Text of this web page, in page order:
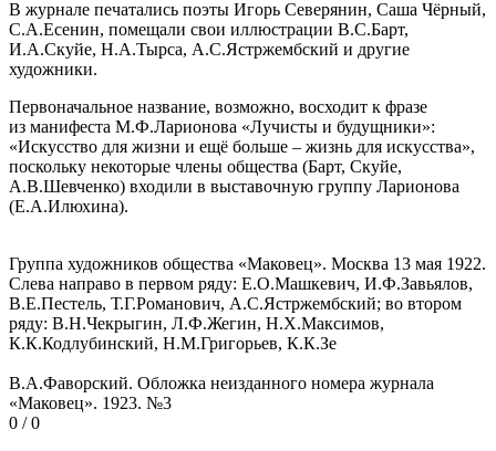
В журнале печатались поэты Игорь Северянин, Саша Чёрный,
С.А.Есенин, помещали свои иллюстрации В.С.Барт,
И.А.Скуйе, Н.А.Тырса, А.С.Ястржембский и другие
художники.
Первоначальное название, возможно, восходит к фразе
из манифеста М.Ф.Ларионова «Лучисты и будущники»:
«Искусство для жизни и ещё больше – жизнь для искусства»,
поскольку некоторые члены общества (Барт, Скуйе,
А.В.Шевченко) входили в выставочную группу Ларионова
(Е.А.Илюхина).
Группа художников общества «Мaковец». Москва 13 мая 1922.
Слева направо в первом ряду: Е.О.Машкевич, И.Ф.Завьялов,
В.Е.Пестель, Т.Г.Романович, А.С.Ястржембский; во втором
ряду: В.Н.Чекрыгин, Л.Ф.Жегин, Н.Х.Максимов,
К.К.Кодлубинский, Н.М.Григорьев, К.К.Зе
В.А.Фаворский. Обложка неизданного номера журнала
«Маковец». 1923. №3
0 / 0